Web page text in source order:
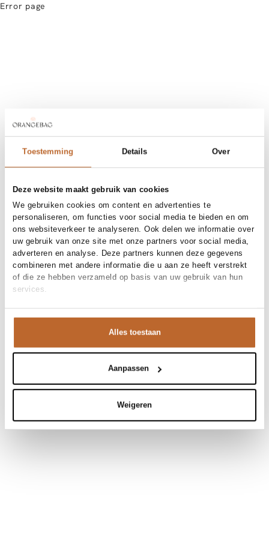
Toestemming Details Over
Deze website maakt gebruik van cookies
We gebruiken cookies om content en advertenties te
personaliseren, om functies voor social media te bieden en om
ons websiteverkeer te analyseren. Ook delen we informatie over
uw gebruik van onze site met onze partners voor social media,
adverteren en analyse. Deze partners kunnen deze gegevens
combineren met andere informatie die u aan ze heeft verstrekt
of die ze hebben verzameld op basis van uw gebruik van hun
services.
Alles toestaan
Aanpassen
Weigeren
Error page